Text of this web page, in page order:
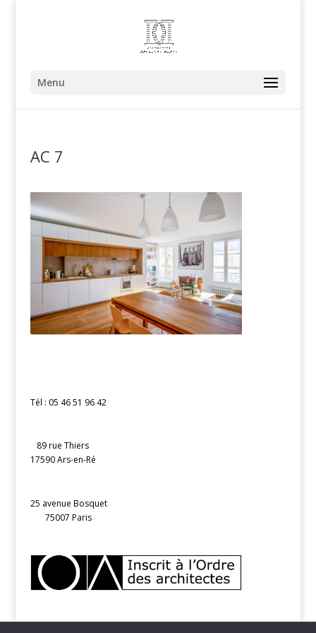
Menu
AC 7
Tél : 05 46 51 96 42
89 rue Thiers
17590 Ars-en-Ré
25 avenue Bosquet
75007 Paris